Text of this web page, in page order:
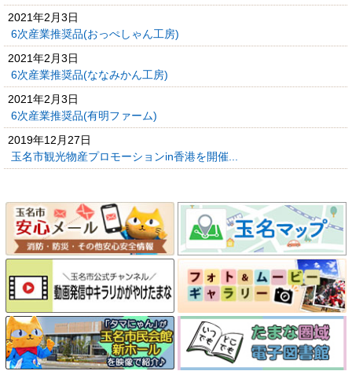
2021年2月3日
6次産業推奨品(おっぺしゃん工房)
2021年2月3日
6次産業推奨品(ななみかん工房)
2021年2月3日
6次産業推奨品(有明ファーム)
2019年12月27日
玉名市観光物産プロモーションin香港を開催...